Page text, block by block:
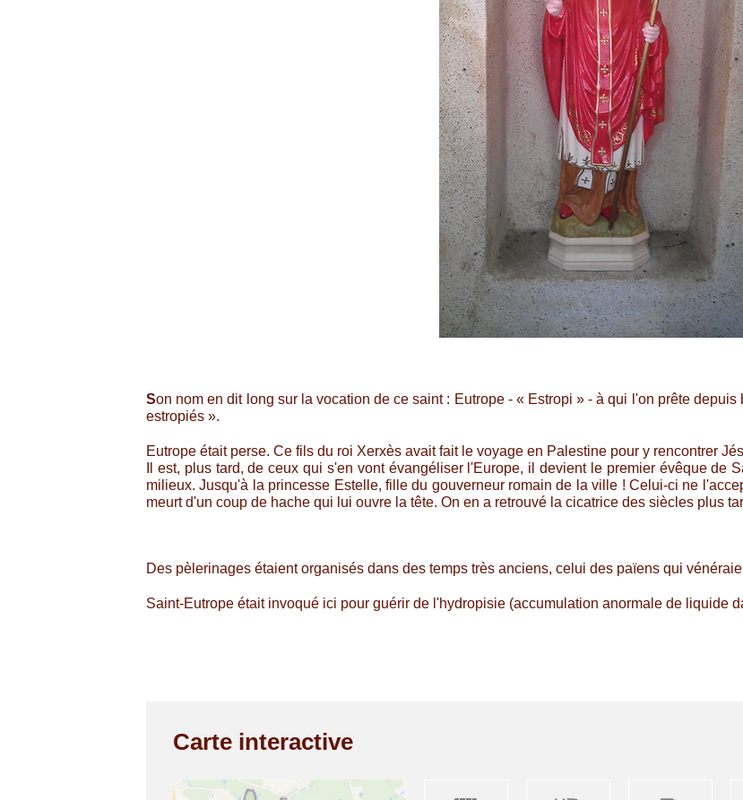
Son nom en dit long sur la vocation de ce saint : Eutrope - « Estropi » - à qui l'on prête
estropiés ».
Eutrope était perse. Ce fils du roi Xerxès avait fait le voyage en Palestine pour y rencontrer
Il est, plus tard, de ceux qui s'en vont évangéliser l'Europe, il devient le premier évêque de
milieux. Jusqu'à la princesse Estelle, fille du gouverneur romain de la ville ! Celui-ci ne
meurt d'un coup de hache qui lui ouvre la tête. On en a retrouvé la cicatrice des siècles plus
Des pèlerinages étaient organisés dans des temps très anciens, celui des païens qui
Saint-Eutrope était invoqué ici pour guérir de l'hydropisie (accumulation anormale de liquide
Carte interactive